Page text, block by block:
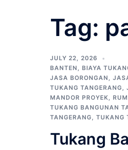
Tag:
JULY 22, 2026
BANTEN , BIAYA
JASA BORONGAN ,
TUKANG TANGERANG,
MANDOR PROYEK,
TUKANG BANGUNAN
TANGERANG, TUKANG
Tukang